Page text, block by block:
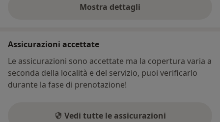
Mostra dettagli
sull'indirizzo
Assicurazioni accettate
Le assicurazioni sono accettate ma la copertura varia a
seconda della località e del servizio, puoi verificarlo
durante la fase di prenotazione!
Vedi tutte le assicurazioni